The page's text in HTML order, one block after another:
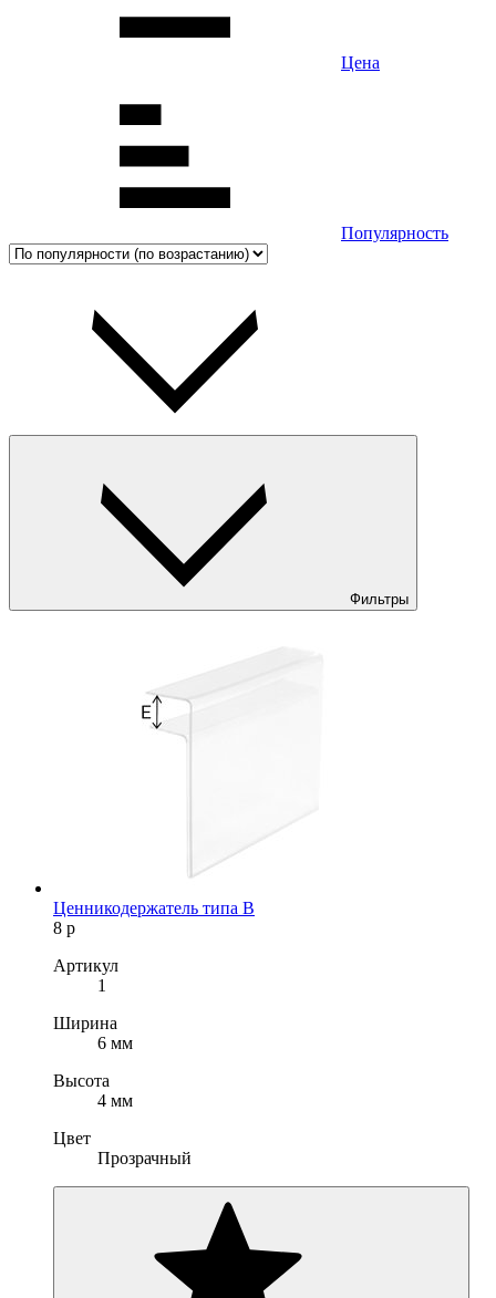
Цена
Популярность
Фильтры
Ценникодержатель типа B
8 р
Артикул
1
Ширина
6 мм
Высота
4 мм
Цвет
Прозрачный